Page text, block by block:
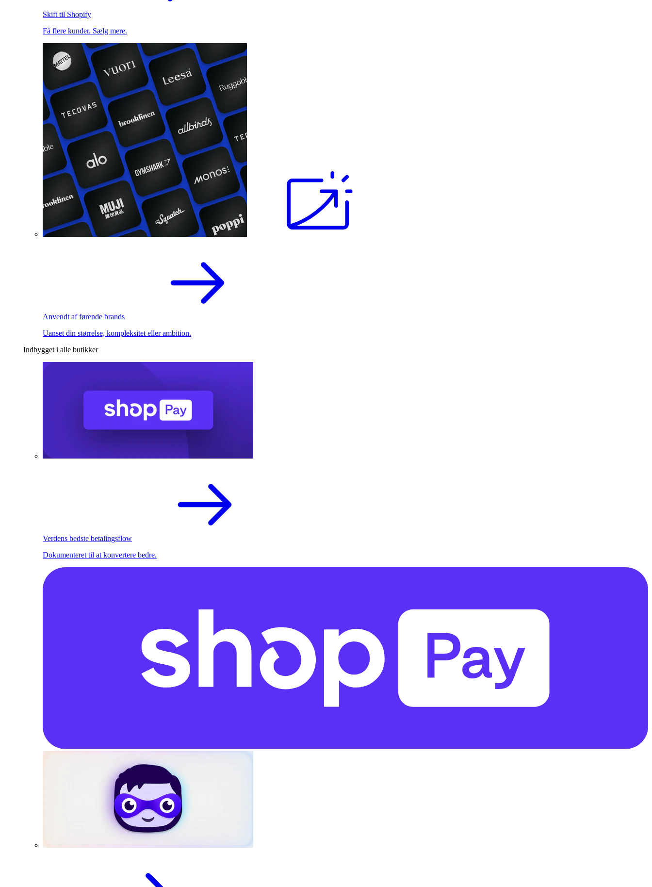
Skift til Shopify
Få flere kunder. Sælg mere.
Anvendt af førende brands
Uanset din størrelse, kompleksitet eller ambition.
Indbygget i alle butikker
Verdens bedste betalingsflow
Dokumenteret til at konvertere bedre.